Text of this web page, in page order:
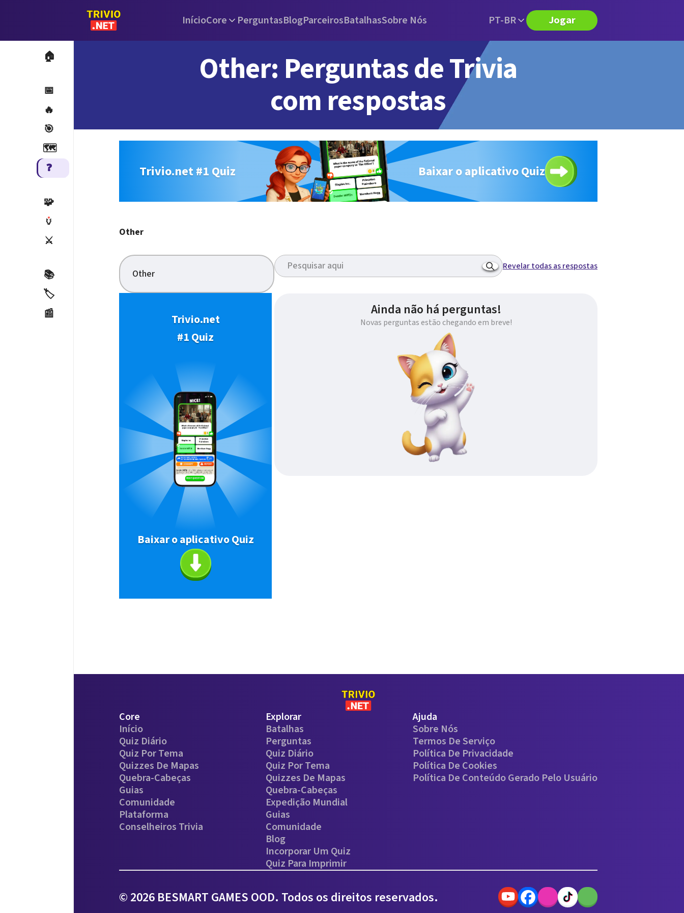
InícioCore PerguntasBlogParceirosBatalhasSobre Nós PT-BR Jogar
🏠
📅
🔥
🎯
🗺️
❓
🧩
🏺
⚔️
📚
🏷️
📰
Other: Perguntas de Trivia
com respostas
Trivio.net #1 Quiz Baixar o aplicativo Quiz
Other
Other
Trivio.net
#1 Quiz
Baixar o aplicativo Quiz
Revelar todas as respostas
Ainda não há perguntas!
Novas perguntas estão chegando em breve!
Core
Início
Quiz Diário
Quiz Por Tema
Quizzes De Mapas
Quebra-Cabeças
Guias
Comunidade
Plataforma
Conselheiros Trivia
Explorar
Batalhas
Perguntas
Quiz Diário
Quiz Por Tema
Quizzes De Mapas
Quebra-Cabeças
Expedição Mundial
Guias
Comunidade
Blog
Incorporar Um Quiz
Quiz Para Imprimir
Ajuda
Sobre Nós
Termos De Serviço
Política De Privacidade
Política De Cookies
Política De Conteúdo Gerado Pelo Usuário
© 2026 BESMART GAMES OOD. Todos os direitos reservados.